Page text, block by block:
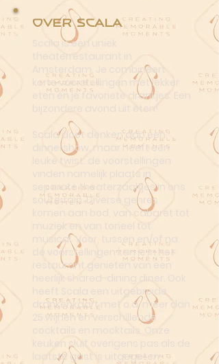
Over Scala
Scala is een uniek
Amsterdam. Je combineert
korte voorstellingen met lekker
eten én je favoriete drankjes. Een
bijzondere avond uit eten!
Scala doet denken aan een
dinnershow, maar heeft een
leuke twist: de voorstellingen
vinden namelijk plaats in
separate theaterzaaltjes in ons
souterrain. Diverse genres
komen aan bod, van cabaret tot
muziek en van toneel tot
musical. Voor, tussen en/of na
de voorstellingen kan je in het
restaurant genieten van een
heerlijk shared-dining diner. Ook
heeft Scala een uitgebreide
drankenkaart met o.a. meer dan
25 wijnen en verschillende
cocktails en mocktails. Onze
keuken sluit overigens pas als de
laatste gast is uitgegeten.